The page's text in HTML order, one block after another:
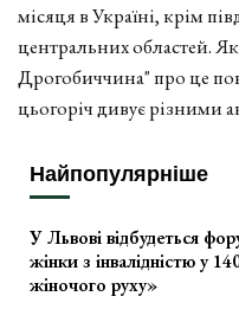
місяця в Україні, крім
центральних областей.
Дрогобиччина" про це
цьогоріч дивує різними
Найпопулярніше
У Львові відбудеться
жінки з інвалідністю у
жіночого руху»